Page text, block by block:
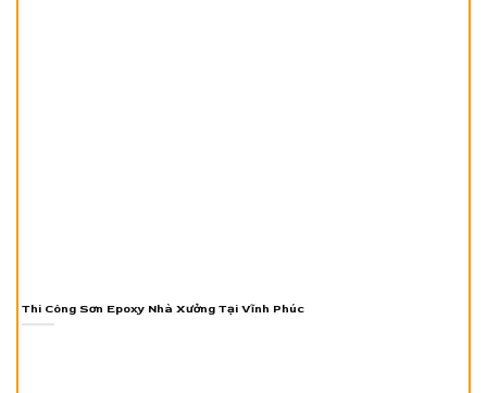
Thi Công Sơn Epoxy Nhà Xưởng Tại Vĩnh Phúc